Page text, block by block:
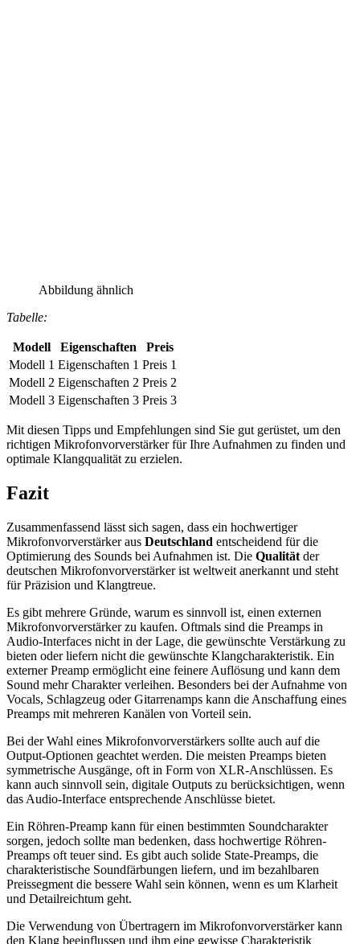
Abbildung ähnlich
Tabelle:
Modell Eigenschaften
Preis
Modell 1 Eigenschaften 1 Preis 1
Modell 2 Eigenschaften 2 Preis 2
Modell 3 Eigenschaften 3 Preis 3
Mit diesen Tipps und Empfehlungen sind Sie gut gerüstet, um den
richtigen Mikrofonvorverstärker für Ihre Aufnahmen zu finden und
optimale Klangqualität zu erzielen.
Fazit
Zusammenfassend lässt sich sagen, dass ein hochwertiger
Mikrofonvorverstärker aus Deutschland entscheidend für die
Optimierung des Sounds bei Aufnahmen ist. Die Qualität der
deutschen Mikrofonvorverstärker ist weltweit anerkannt und steht
für Präzision und Klangtreue.
Es gibt mehrere Gründe, warum es sinnvoll ist, einen externen
Mikrofonvorverstärker zu kaufen. Oftmals sind die Preamps in
Audio-Interfaces nicht in der Lage, die gewünschte Verstärkung zu
bieten oder liefern nicht die gewünschte Klangcharakteristik. Ein
externer Preamp ermöglicht eine feinere Auflösung und kann dem
Sound mehr Charakter verleihen. Besonders bei der Aufnahme von
Vocals, Schlagzeug oder Gitarrenamps kann die Anschaffung eines
Preamps mit mehreren Kanälen von Vorteil sein.
Bei der Wahl eines Mikrofonvorverstärkers sollte auch auf die
Output-Optionen geachtet werden. Die meisten Preamps bieten
symmetrische Ausgänge, oft in Form von XLR-Anschlüssen. Es
kann auch sinnvoll sein, digitale Outputs zu berücksichtigen, wenn
das Audio-Interface entsprechende Anschlüsse bietet.
Ein Röhren-Preamp kann für einen bestimmten Soundcharakter
sorgen, jedoch sollte man bedenken, dass hochwertige Röhren-
Preamps oft teuer sind. Es gibt auch solide State-Preamps, die
charakteristische Soundfärbungen liefern, und im bezahlbaren
Preissegment die bessere Wahl sein können, wenn es um Klarheit
und Detailreichtum geht.
Die Verwendung von Übertragern im Mikrofonvorverstärker kann
den Klang beeinflussen und ihm eine gewisse Charakteristik